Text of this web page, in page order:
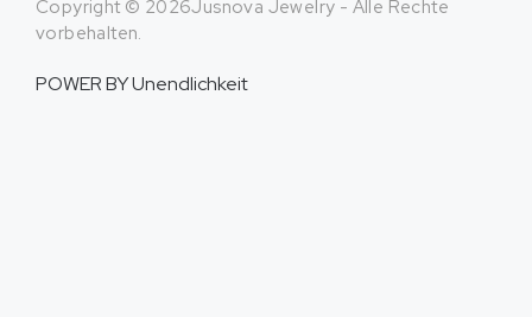
Copyright © 2026Jusnova Jewelry - Alle Rechte
vorbehalten.
POWER BYUnendlichkeit